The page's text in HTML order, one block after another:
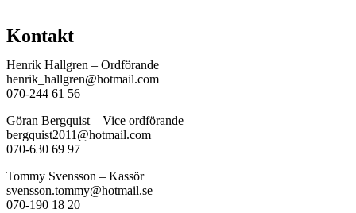
Kontakt
Henrik Hallgren – Ordförande
henrik_hallgren@hotmail.com
070-244 61 56
Göran Bergquist – Vice ordförande
bergquist2011@hotmail.com
070-630 69 97
Tommy Svensson – Kassör
svensson.tommy@hotmail.se
070-190 18 20